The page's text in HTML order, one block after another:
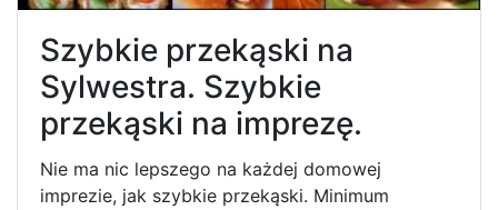
Szybkie przekąski na
Sylwestra. Szybkie
przekąski na imprezę.
Nie ma nic lepszego na każdej domowej
imprezie, jak szybkie przekąski. Minimum